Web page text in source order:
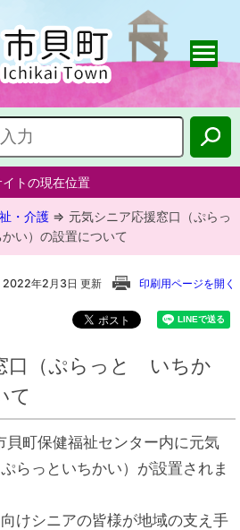
イトの現在位置
・介護 ⇒ 元気シニア応援窓口（ぷらっ
い）の設置について
2022年2月3日 更新 印刷用ページを開く
口（ぷらっと いちか
て
貝町保健福祉センター内に元気
らっといちかい）が設置されま
けシニアの皆様が地域の支え手